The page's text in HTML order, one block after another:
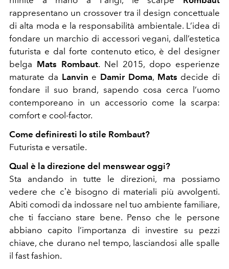
rappresentano un crossover tra il design concettuale
di alta moda e la responsabilità ambientale. L’idea di
fondare un marchio di accessori vegani, dall’estetica
futurista e dal forte contenuto etico, è del designer
belga Mats Rombaut. Nel 2015, dopo esperienze
maturate da Lanvin e Damir Doma, Mats decide di
fondare il suo brand, sapendo cosa cerca l’uomo
contemporeano in un accessorio come la scarpa:
comfort e cool-factor.
Come definiresti lo stile Rombaut?
Futurista e versatile.
Qual è la direzione del menswear oggi?
Sta andando in tutte le direzioni, ma possiamo
vedere che cʼè bisogno di materiali più avvolgenti.
Abiti comodi da indossare nel tuo ambiente familiare,
che ti facciano stare bene. Penso che le persone
abbiano capito l’importanza di investire su pezzi
chiave, che durano nel tempo, lasciandosi alle spalle
il fast fashion.